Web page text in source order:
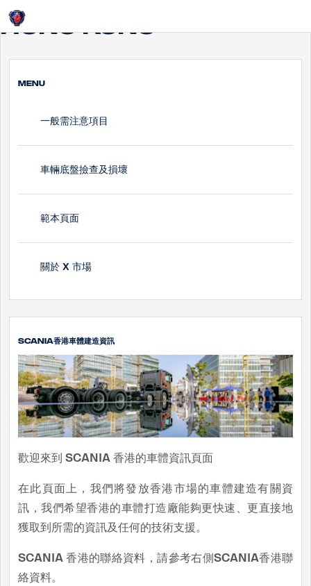
Hong Kong
MENU
一般需注意項目
車輛底盤撿查及損壞
範本頁面
關於 X 市場
SCANIA香港車體建造資訊
歡迎來到 SCANIA 香港的車體資訊頁面
在此頁面上，我們將發放香港市場的車體建造有關資
訊，我們希望香港的車體打造廠能夠更快速、更直接地
獲取到所需的資訊及任何的技術支援。
SCANIA 香港的聯絡資料，請參考右側SCANIA香港聯
絡資料。